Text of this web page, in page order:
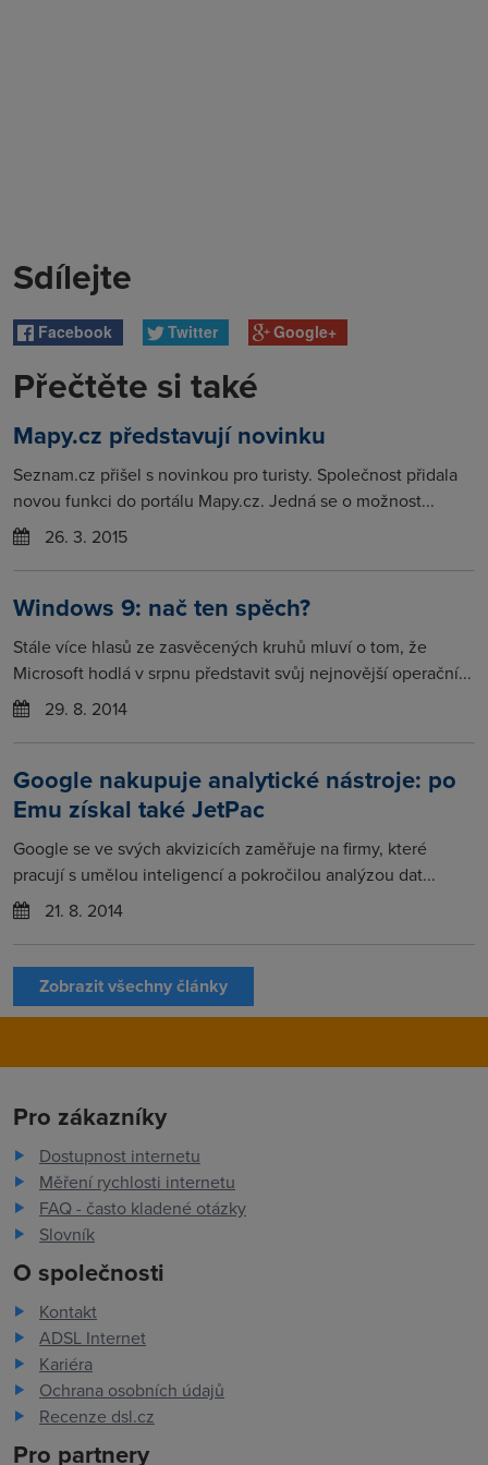
Sdílejte
Facebook Twitter Google+
Přečtěte si také
Mapy.cz představují novinku
Seznam.cz přišel s novinkou pro turisty. Společnost přidala
novou funkci do portálu Mapy.cz. Jedná se o možnost...
26. 3. 2015
Windows 9: nač ten spěch?
Stále více hlasů ze zasvěcených kruhů mluví o tom, že
Microsoft hodlá v srpnu představit svůj nejnovější operační...
29. 8. 2014
Google nakupuje analytické nástroje: po
Emu získal také JetPac
Google se ve svých akvizicích zaměřuje na firmy, které
pracují s umělou inteligencí a pokročilou analýzou dat...
21. 8. 2014
Zobrazit všechny články
Pro zákazníky
Dostupnost internetu
Měření rychlosti internetu
FAQ - často kladené otázky
Slovník
O společnosti
Kontakt
ADSL Internet
Kariéra
Ochrana osobních údajů
Recenze dsl.cz
Pro partnery